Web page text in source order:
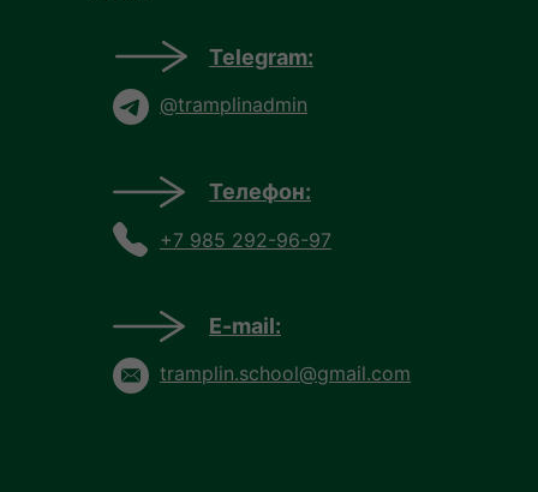
Телефон:
E-mail:
Telegram:
+7 985 292-96-97
tramplin.school@gmail.com
@tramplinadmin